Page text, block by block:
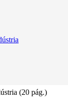
(20 pág.)